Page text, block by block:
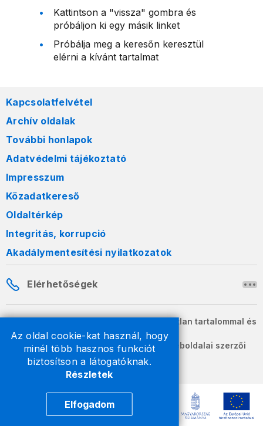
Az oldal cookie-kat használ, hogy
minél több hasznos funkciót
biztosítson a látogatóknak.
Részletek
Elfogadom
Kattintson a "vissza" gombra és
próbáljon ki egy másik linket
Próbálja meg a keresőn keresztül
elérni a kívánt tartalmat
Kapcsolatfelvétel
Archív oldalak
További honlapok
Adatvédelmi tájékoztató
Impresszum
Közadatkereső
Oldaltérkép
Integritás, korrupció
Akadálymentesítési nyilatkozatok
Elérhetőségek
A honlapon szereplő információk változatlan tartalommal és
formában szabadon terjeszthetők.
2026 © A Nemzeti Adó- és Vámhivatal weboldalai szerzői
jogvédelem alatt állnak.